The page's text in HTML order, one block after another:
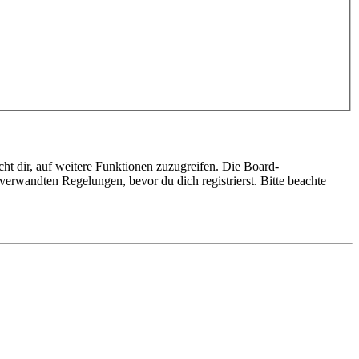
dir, auf weitere Funktionen zuzugreifen. Die Board-
Regelungen, bevor du dich registrierst. Bitte beachte